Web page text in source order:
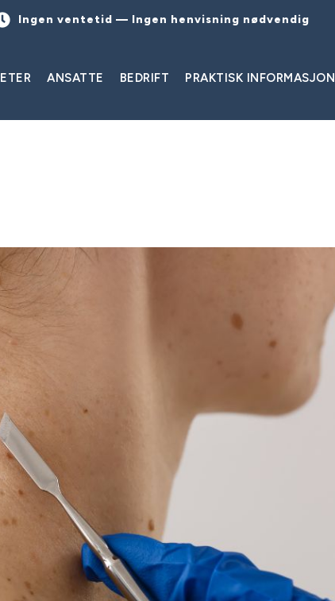
Ingen ventetid — Ingen henvisning nødvendig
ANSATTE BEDRIFT PRAKTISK INFORMASJON